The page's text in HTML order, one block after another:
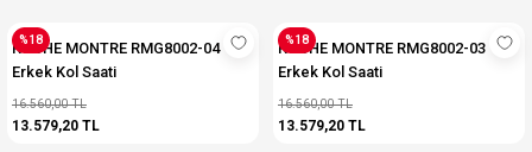
%18
ROCHE MONTRE RMG8002-04
Erkek Kol Saati
16.560,00 TL
13.579,20 TL
%18
ROCHE MONTRE RMG8002-03
Erkek Kol Saati
16.560,00 TL
13.579,20 TL